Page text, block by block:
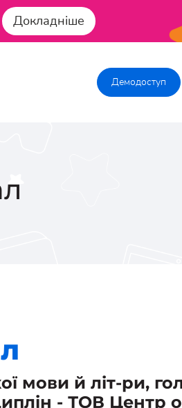
Докладніше
Демодоступ
мови й літ-ри,
- ТОВ Центр